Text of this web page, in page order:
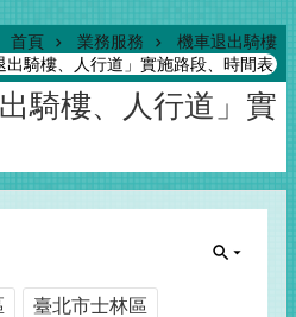
首頁 業務服務
機車退出騎樓
出騎樓、人行道」實施路段、時間表
騎樓、人行道」實
臺北市士林區